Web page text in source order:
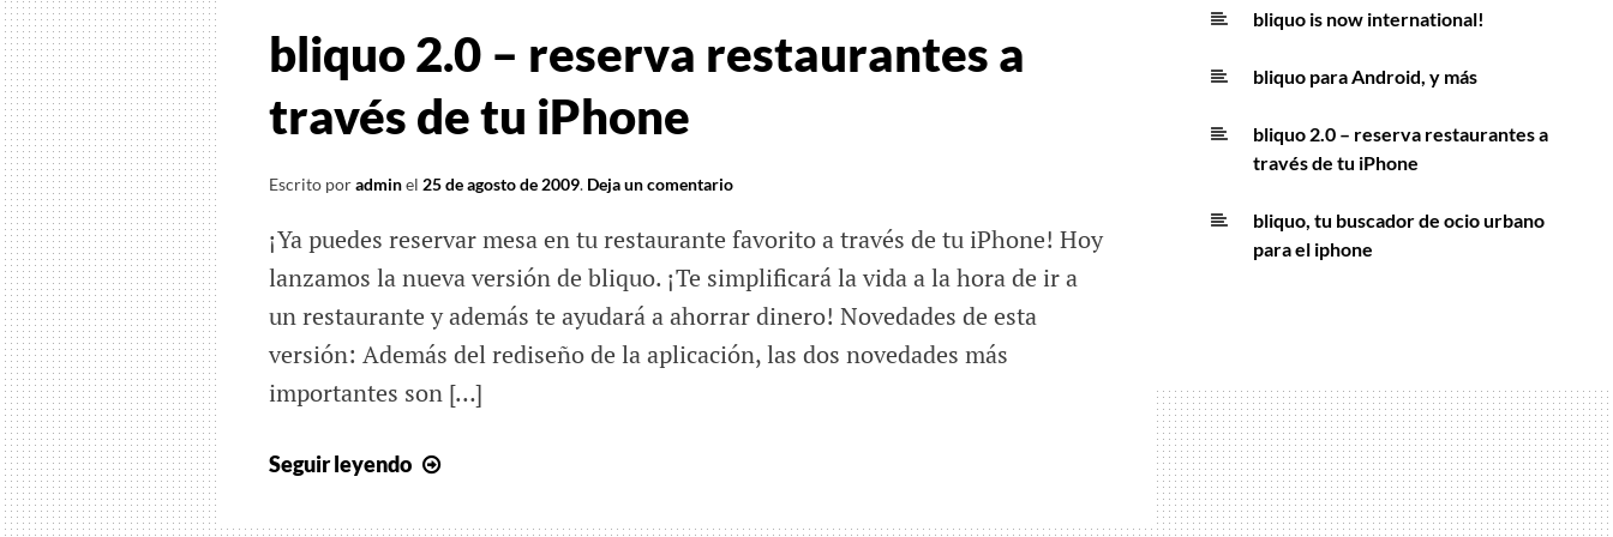
bliquo 2.0 – reserva restaurantes a
través de tu iPhone
Escrito poradminel 25 de agosto de 2009. Deja un comentario
¡Ya puedes reservar mesa en tu restaurante favorito a través de tu iPhone! Hoy
lanzamos la nueva versión de bliquo. ¡Te simplificará la vida a la hora de ir a
un restaurante y además te ayudará a ahorrar dinero! Novedades de esta
versión: Además del rediseño de la aplicación, las dos novedades más
importantes son […]
Seguir leyendo
–
bliquo is now international!
bliquo para Android, y más
bliquo 2.0 – reserva restaurantes a
través de tu iPhone
bliquo, tu buscador de ocio urbano
para el iphone